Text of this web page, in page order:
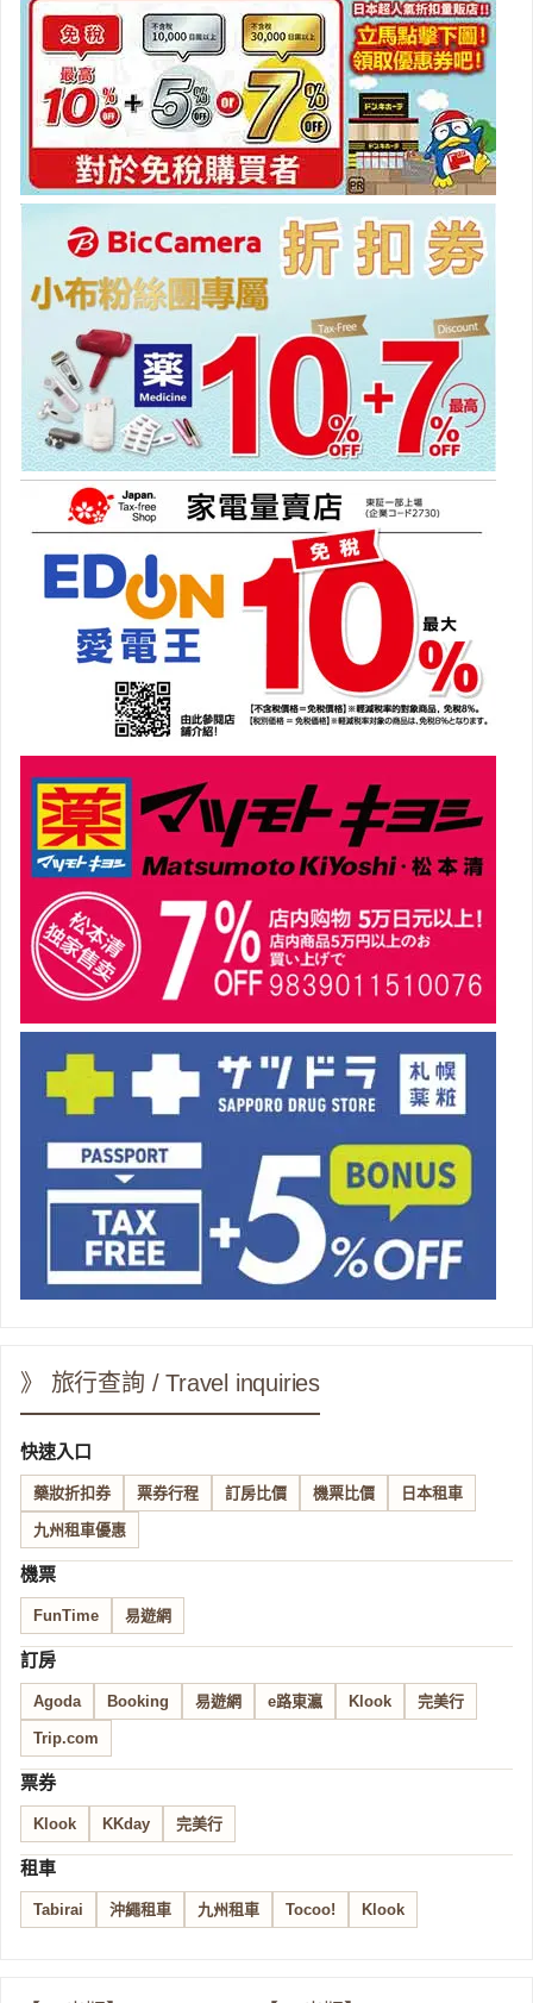
》 旅行查詢 / Travel inquiries
快速入口
藥妝折扣券 票券行程 訂房比價 機票比價 日本租車
九州租車優惠
機票
FunTime 易遊網
訂房
Agoda Booking 易遊網 e路東瀛 Klook 完美行
Trip.com
票券
Klook KKday 完美行
租車
Tabirai 沖繩租車 九州租車 Tocoo! Klook